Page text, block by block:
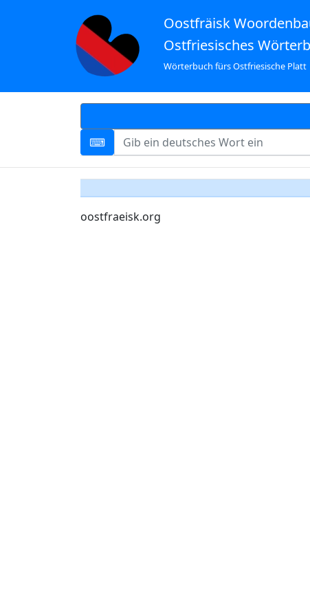
Oostfräisk
Ostfriesisches
Wörterbuch fürs Ostfriesische Platt
oostfraeisk.org